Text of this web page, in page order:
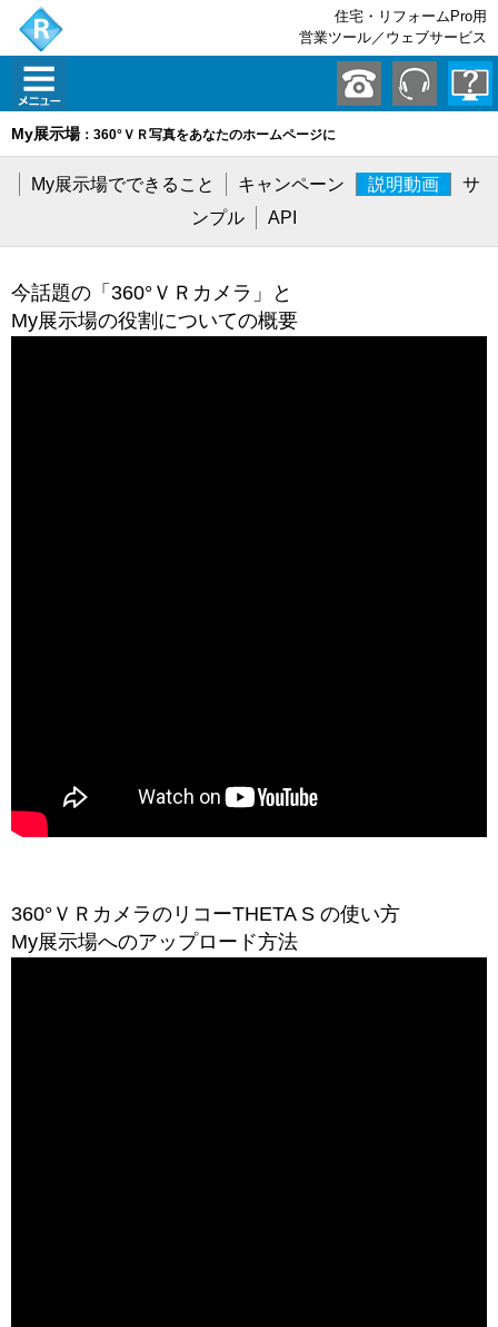
住宅・リフォームPro用
営業ツール／ウェブサービス
My展示場：360°ＶＲ写真をあなたのホームページに
My展示場でできること キャンペーン 説明動画
サ
ンプル
API
今話題の「360°ＶＲカメラ」と
My展示場の役割についての概要
360°ＶＲカメラのリコーTHETA S の使い方
My展示場へのアップロード方法